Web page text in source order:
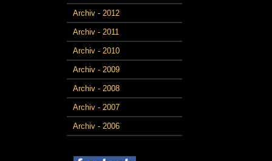
Archiv - 2012
Archiv - 2011
Archiv - 2010
Archiv - 2009
Archiv - 2008
Archiv - 2007
Archiv - 2006